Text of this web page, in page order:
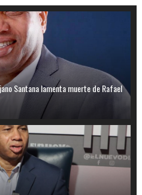
Santana lamenta muerte de Rafael